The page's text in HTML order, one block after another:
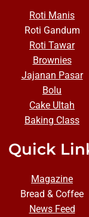
Roti Manis
Roti Gandum
Roti Tawar
Brownies
Jajanan Pasar
Bolu
Cake Ultah
Baking Class
Quick
Magazine
Bread & Coffee
News Feed